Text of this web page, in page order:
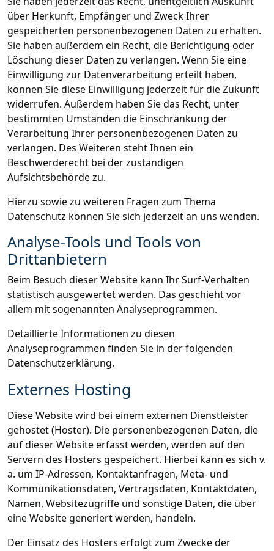
über Herkunft, Empfänger und Zweck Ihrer
gespeicherten personenbezogenen Daten zu erhalten.
Sie haben außerdem ein Recht, die Berichtigung oder
Löschung dieser Daten zu verlangen. Wenn Sie eine
Einwilligung zur Datenverarbeitung erteilt haben,
können Sie diese Einwilligung jederzeit für die Zukunft
widerrufen. Außerdem haben Sie das Recht, unter
bestimmten Umständen die Einschränkung der
Verarbeitung Ihrer personenbezogenen Daten zu
verlangen. Des Weiteren steht Ihnen ein
Beschwerderecht bei der zuständigen
Aufsichtsbehörde zu.
Hierzu sowie zu weiteren Fragen zum Thema
Datenschutz können Sie sich jederzeit an uns wenden.
Analyse-Tools und Tools von
Drittanbietern
Beim Besuch dieser Website kann Ihr Surf-Verhalten
statistisch ausgewertet werden. Das geschieht vor
allem mit sogenannten Analyseprogrammen.
Detaillierte Informationen zu diesen
Analyseprogrammen finden Sie in der folgenden
Datenschutzerklärung.
Externes Hosting
Diese Website wird bei einem externen Dienstleister
gehostet (Hoster). Die personenbezogenen Daten, die
auf dieser Website erfasst werden, werden auf den
Servern des Hosters gespeichert. Hierbei kann es sich v.
a. um IP-Adressen, Kontaktanfragen, Meta- und
Kommunikationsdaten, Vertragsdaten, Kontaktdaten,
Namen, Websitezugriffe und sonstige Daten, die über
eine Website generiert werden, handeln.
Der Einsatz des Hosters erfolgt zum Zwecke der